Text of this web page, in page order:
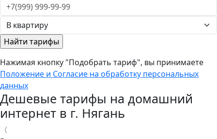
Нажимая кнопку "Подобрать тариф", вы принимаете
Положение и Согласие на обработку персональных
данных
Дешевые тарифы на домашний
интернет в г. Нягань
〈